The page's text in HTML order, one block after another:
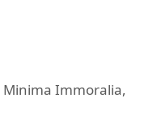
Minima Immoralia,